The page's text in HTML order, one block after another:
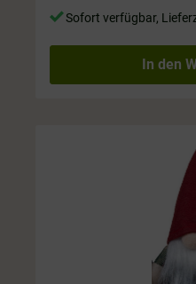
Sofort verfügbar,
In den